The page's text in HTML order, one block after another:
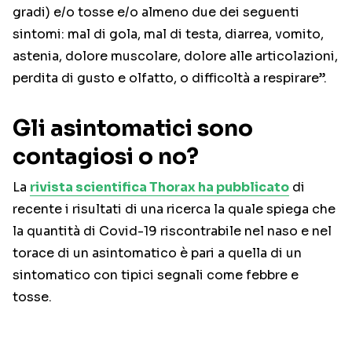
gradi) e/o tosse e/o almeno due dei seguenti
sintomi: mal di gola, mal di testa, diarrea, vomito,
astenia, dolore muscolare, dolore alle articolazioni,
perdita di gusto e olfatto, o difficoltà a respirare”.
Gli asintomatici sono
contagiosi o no?
La rivista scientifica Thorax ha pubblicato di
recente i risultati di una ricerca la quale spiega che
la quantità di Covid-19 riscontrabile nel naso e nel
torace di un asintomatico è pari a quella di un
sintomatico con tipici segnali come febbre e
tosse.